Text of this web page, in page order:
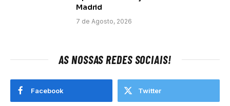
Madrid
7 de Agosto, 2026
AS NOSSAS REDES SOCIAIS!
Facebook Twitter